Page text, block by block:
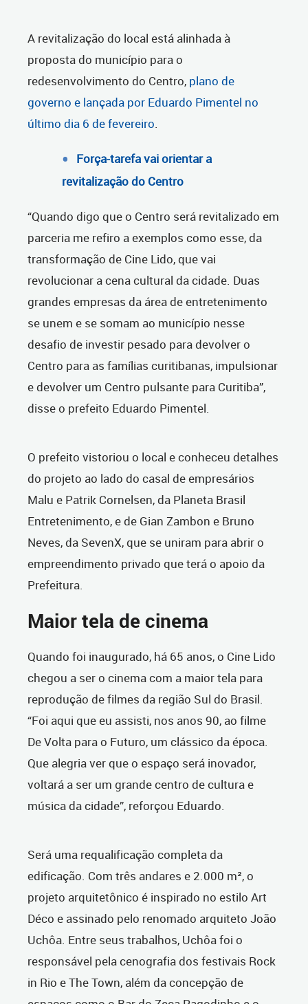
A revitalização do local está alinhada à
proposta do município para o
redesenvolvimento do Centro, plano de
governo e lançada por Eduardo Pimentel no
último dia 6 de fevereiro.
Força-tarefa vai orientar a
revitalização do Centro
“Quando digo queo Centro será revitalizado em
parceria me refiro a exemplos como esse, da
transformação de Cine Lido, que vai
revolucionar a cena cultural da cidade. Duas
grandes empresas da área de entretenimento
se unem e se somam ao município nesse
desafio de investir pesado para devolver o
Centro para as famílias curitibanas, impulsionar
e devolver um Centro pulsante para Curitiba”,
disse o prefeito Eduardo Pimentel.
O prefeito vistoriou o local e conheceu detalhes
do projeto ao lado do casal de empresários
Malu e Patrik Cornelsen, da Planeta Brasil
Entretenimento, e de Gian Zambon e Bruno
Neves, da SevenX, que se uniram para abrir o
empreendimento privado que terá o apoio da
Prefeitura.
Maior tela de cinema
Quando foi inaugurado, há 65 anos, o Cine Lido
chegou a ser o cinema com a maior tela para
reprodução de filmes da região Sul do Brasil.
“Foi aqui que eu assisti, nos anos 90, ao filme
De Volta para o Futuro, um clássico da época.
Que alegria ver que o espaço será inovador,
voltará a ser um grande centro de cultura e
música da cidade”, reforçou Eduardo.
Será uma requalificação completa da
edificação. Com três andares e 2.000 m², o
projeto arquitetônico é inspirado no estilo Art
Déco e assinado pelo renomado arquiteto João
Uchôa. Entre seus trabalhos, Uchôa foi o
responsável pela cenografia dos festivais Rock
in Rio e The Town, além da concepção de